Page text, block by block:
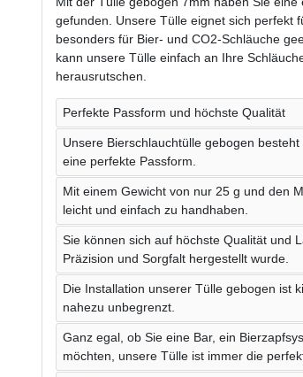
gefunden. Unsere Tülle eignet sich perfekt
besonders für Bier- und CO2-Schläuche
kann unsere Tülle einfach an Ihre
herausrutschen.
Perfekte Passform und höchste Qualität
Unsere Bierschlauchtülle gebogen
eine perfekte Passform.
Mit einem Gewicht von nur 25 g und den
leicht und einfach zu handhaben.
Sie können sich auf höchste Qualität und
Präzision und Sorgfalt hergestellt wurde.
Die Installation unserer Tülle gebogen ist
nahezu unbegrenzt.
Ganz egal, ob Sie eine Bar, ein
möchten, unsere Tülle ist immer die